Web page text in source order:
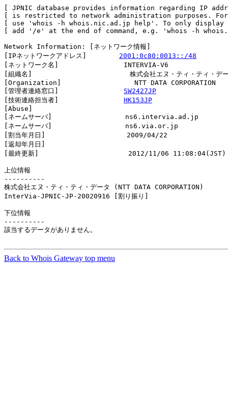
[ JPNIC database provides information regarding IP
[ is restricted to network administration purposes.
[ use 'whois -h whois.nic.ad.jp help'. To only
[ add '/e' at the end of command, e.g. 'whois -h
Network Information: [ネットワーク情報]
[IPネットワークアドレス] 2001:0c80:0013::/48
[ネットワーク名]                INTERVIA-V6
[組織名]                        株式会社エヌ・ティ・ティ・デ
[Organization]                  NTT DATA CORPORATION
[管理者連絡窓口] SW2427JP
[技術連絡担当者] HK153JP
[Abuse]
[ネームサーバ]                  ns6.intervia.ad.jp
[ネームサーバ]                  ns6.via.or.jp
[割当年月日]                    2009/04/22
[返却年月日]
[最終更新]                      2012/11/06 11:08:04(JST)
上位情報
----------
株式会社エヌ・ティ・ティ・データ (NTT DATA CORPORATION)
InterVia-JPNIC-JP-20020916 [割り
下位情報
----------
該当するデータがありません。
Back to Whois Gateway top menu